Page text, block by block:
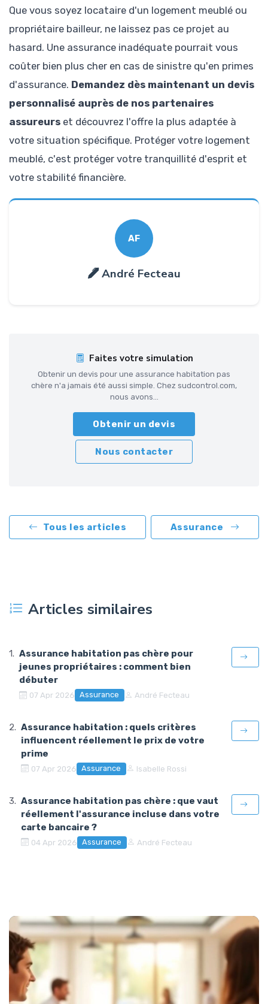
Que vous soyez locataire d'un logement meublé ou
propriétaire bailleur, ne laissez pas ce projet au
hasard. Une assurance inadéquate pourrait vous
coûter bien plus cher en cas de sinistre qu'en primes
d'assurance. Demandez dès maintenant un devis
personnalisé auprès de nos partenaires
assureurs et découvrez l'offre la plus adaptée à
votre situation spécifique. Protéger votre logement
meublé, c'est protéger votre tranquillité d'esprit et
votre stabilité financière.
AF
André Fecteau
Faites votre simulation
Obtenir un devis pour une assurance habitation pas
chère n'a jamais été aussi simple. Chez sudcontrol.com,
nous avons...
Obtenir un devis
Nous contacter
Tous les articles Assurance
Articles similaires
Assurance habitation pas chère pour
jeunes propriétaires : comment bien
débuter
07 Apr 2026 Assurance André Fecteau
Assurance habitation : quels critères
influencent réellement le prix de votre
prime
07 Apr 2026 Assurance Isabelle Rossi
Assurance habitation pas chère : que vaut
réellement l'assurance incluse dans votre
carte bancaire ?
04 Apr 2026 Assurance André Fecteau